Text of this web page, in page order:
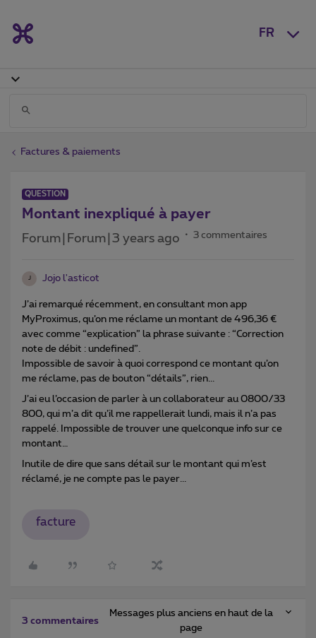
FR
Factures & paiements
QUESTION
Montant inexpliqué à payer
Forum|Forum|3 years ago 3 commentaires
J Jojo l'asticot
J’ai remarqué récemment, en consultant mon app
MyProximus, qu’on me réclame un montant de 496,36 €
avec comme “explication” la phrase suivante : “Correction
note de débit : undefined”.
Impossible de savoir à quoi correspond ce montant qu’on
me réclame, pas de bouton “détails”, rien...
J’ai eu l’occasion de parler à un collaborateur au 0800/33
800, qui m’a dit qu’il me rappellerait lundi, mais il n’a pas
rappelé. Impossible de trouver une quelconque info sur ce
montant…
Inutile de dire que sans détail sur le montant qui m’est
réclamé, je ne compte pas le payer...
facture
3 commentaires
Messages plus anciens en haut de la
page